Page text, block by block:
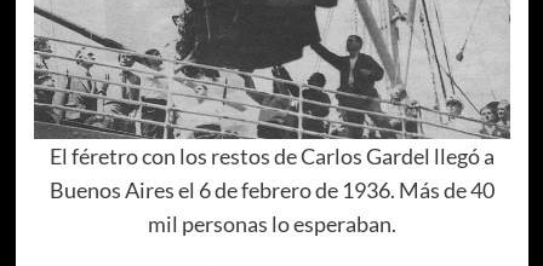
El féretro con los restos de Carlos Gardel llegó a
Buenos Aires el 6 de febrero de 1936. Más de 40
mil personas lo esperaban.